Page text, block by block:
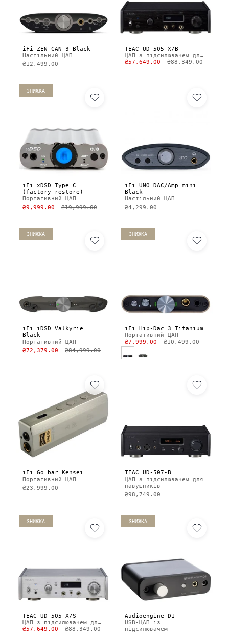
iFi ZEN CAN 3 Black
Настільний ЦАП
₴12,499.00
TEAC UD-505-X/B
ЦАП з підсилювачем для навушників
₴57,649.00
₴88,349.00
ЗНИЖКА
iFi xDSD Type C
(factory restore)
Портативний ЦАП
₴9,999.00
₴19,999.00
iFi UNO DAC/Amp mini
Black
Настільний ЦАП
₴4,299.00
ЗНИЖКА
iFi iDSD Valkyrie
Black
Портативний ЦАП
₴72,379.00
₴84,999.00
ЗНИЖКА
iFi Hip-Dac 3 Titanium
Портативний ЦАП
₴7,999.00
₴10,499.00
iFi Go bar Kensei
Портативний ЦАП
₴23,999.00
TEAC UD-507-B
ЦАП з підсилювачем для
навушників
₴98,749.00
ЗНИЖКА
TEAC UD-505-X/S
ЦАП з підсилювачем для навушників
₴57,649.00
₴88,349.00
ЗНИЖКА
Audioengine D1
USB-ЦАП із
підсилювачем